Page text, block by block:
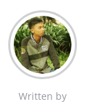
Written by